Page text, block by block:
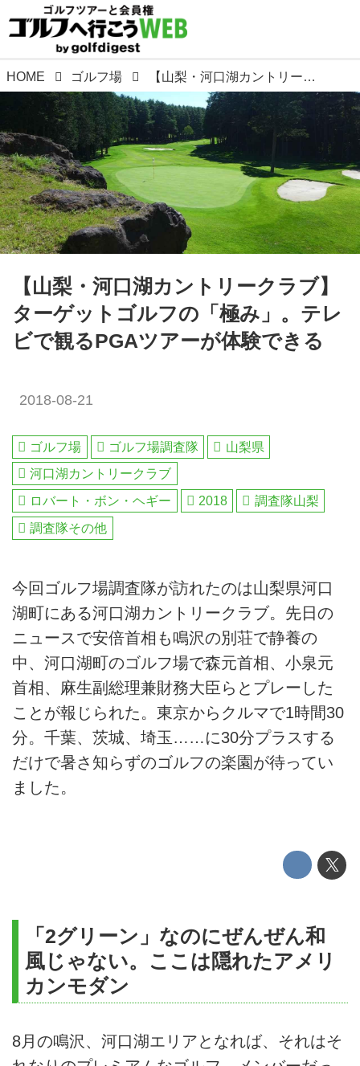
HOME ゴルフ場 【山梨・河口湖カントリークラブ】ターゲットゴルフの「極み」。テレビで観るPGAツアーが体験できる
【山梨・河口湖カントリークラブ】
ターゲットゴルフの「極み」。テレ
ビで観るPGAツアーが体験できる
2018-08-21
ゴルフ場 ゴルフ場調査隊
山梨県
河口湖カントリークラブ
ロバート・ボン・ヘギー
2018
調査隊山梨
調査隊その他
今回ゴルフ場調査隊が訪れたのは山梨県河口
湖町にある河口湖カントリークラブ。先日の
ニュースで安倍首相も鳴沢の別荘で静養の
中、河口湖町のゴルフ場で森元首相、小泉元
首相、麻生副総理兼財務大臣らとプレーした
ことが報じられた。東京からクルマで1時間30
分。千葉、茨城、埼玉……に30分プラスする
だけで暑さ知らずのゴルフの楽園が待ってい
ました。
「2グリーン」なのにぜんぜん和
風じゃない。ここは隠れたアメリ
カンモダン
8月の鳴沢、河口湖エリアとなれば、それはそ